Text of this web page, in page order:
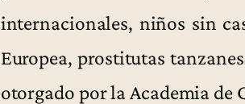
internacionales, niños sin
Europea, prostitutas
otorgado por la Academia de